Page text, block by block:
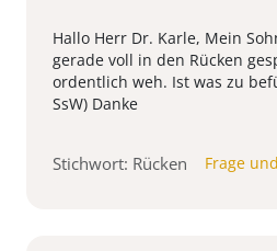
Hallo Herr Dr. Karle, Mein
gerade voll in den Rücken
ordentlich weh. Ist was zu
SsW) Danke
Stichwort: Rücken Frage